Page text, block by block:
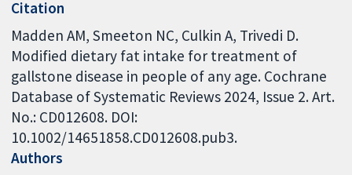
Citation
Madden AM, Smeeton NC, Culkin A, Trivedi D.
Modified dietary fat intake for treatment of
gallstone disease in people of any age. Cochrane
Database of Systematic Reviews 2024, Issue 2. Art.
No.: CD012608. DOI:
10.1002/14651858.CD012608.pub3.
Authors